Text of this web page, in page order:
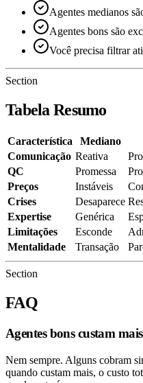
Agentes medianos
Agentes bons são
Você precisa filtrar
Section
Tabela Resumo
Característica Mediano
Comunicação Reativa
QC
Promessa
Preços
Instáveis
Crises
Desaparece
Expertise
Genérica
Limitações
Esconde
Mentalidade
Transação
Section
FAQ
Agentes bons custam
Nem sempre. Alguns cobram
quando custam mais, o custo